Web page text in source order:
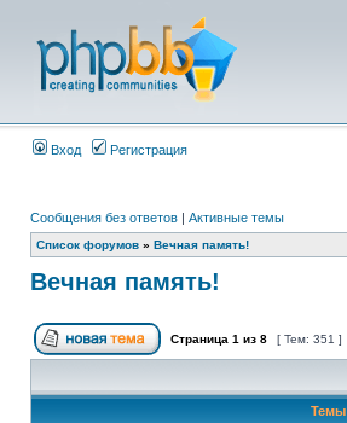
Вход Регистрация
Сообщения без ответов | Активные темы
Список форумов » Вечная память!
Вечная память!
Страница 1 из 8 [ Тем: 351 ]
Темы